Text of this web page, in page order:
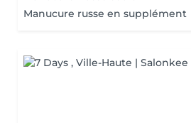
Manucure russe en supplément